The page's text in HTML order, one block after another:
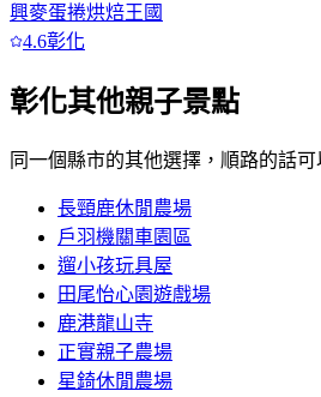
興麥蛋捲烘焙王國
4.6彰化
彰化其他親子景點
同一個縣市的其他選擇，順路的話可
長頸鹿休閒農場
戶羽機關車園區
遛小孩玩具屋
田尾怡心園遊戲場
鹿港龍山寺
正實親子農場
星錡休閒農場